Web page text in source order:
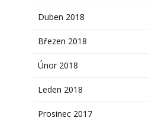
Duben 2018
Březen 2018
Únor 2018
Leden 2018
Prosinec 2017